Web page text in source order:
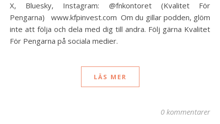
X, Bluesky, Instagram: @fnkontoret (Kvalitet För
Pengarna) www.kfpinvest.com Om du gillar podden, glöm
inte att följa och dela med dig till andra. Följ gärna Kvalitet
För Pengarna på sociala medier.
LÄS MER
0 kommentarer